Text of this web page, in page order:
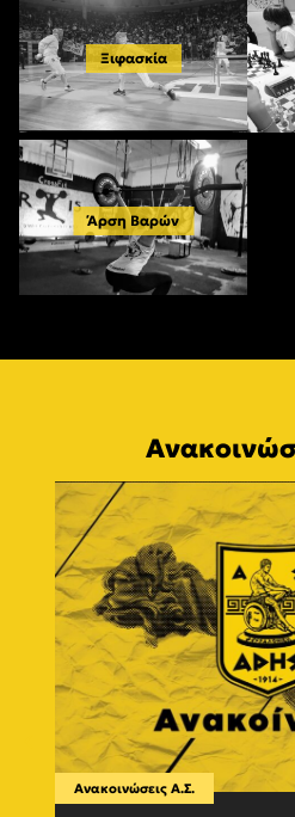
Ξιφασκία
Άρση Βαρών
Ανακοινώσεις Α.Σ.